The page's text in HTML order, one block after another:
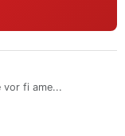
vor fi ame...